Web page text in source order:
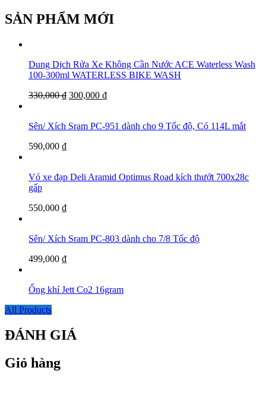
SẢN PHẨM MỚI
Dung Dịch Rửa Xe Không Cần Nước ACE Waterless Wash
100-300ml WATERLESS BIKE WASH
330,000₫ 300,000 ₫
Sên/ Xích Sram PC-951 dành cho 9 Tốc độ, Có 114L mắt
590,000 ₫
Vỏ xe đạp Deli Aramid Optimus Road kích thướt 700x28c
gấp
550,000 ₫
Sên/ Xích Sram PC-803 dành cho 7/8 Tốc độ
499,000 ₫
Ống khí Jett Co2 16gram
All Products
ĐÁNH GIÁ
Giỏ hàng